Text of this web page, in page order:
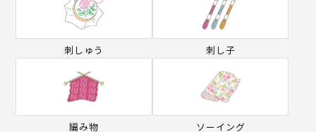
刺しゅう 刺し子
編み物 ソーイング